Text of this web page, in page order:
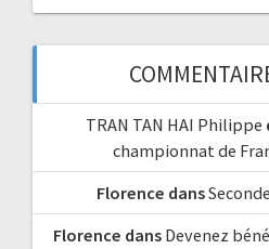
TRAN TAN HAI Philippe
championnat de
Florence dans
Florence dans Devenez